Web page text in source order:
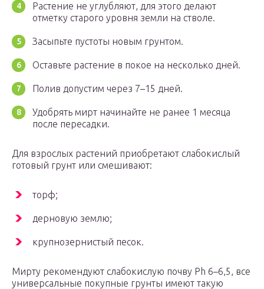
Растение не углубляют, для этого делают
отметку старого уровня земли на стволе.
Засыпьте пустоты новым грунтом.
Оставьте растение в покое на несколько дней.
Полив допустим через 7–15 дней.
Удобрять мирт начинайте не ранее 1 месяца
после пересадки.
Для взрослых растений приобретают слабокислый
готовый грунт или смешивают:
торф;
дерновую землю;
крупнозернистый песок.
Мирту рекомендуют слабокислую почву Ph 6–6,5, все
универсальные покупные грунты имеют такую